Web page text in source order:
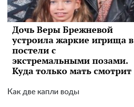
Дочь Веры Брежневой
устроила жаркие игрища в
постели с
экстремальными позами.
Куда только мать смотрит
Как две капли воды